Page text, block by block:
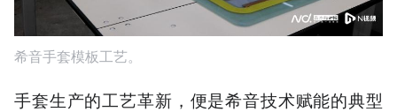
希音手套模板工艺。
手套生产的工艺革新，便是希音技术赋能的典型